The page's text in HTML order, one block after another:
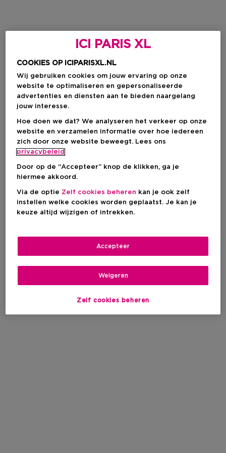
ICI PARIS XL
COOKIES OP ICIPARISXL.NL
Wij gebruiken cookies om jouw ervaring op onze
website te optimaliseren en gepersonaliseerde
advertenties en diensten aan te bieden naargelang
jouw interesse.
Hoe doen we dat? We analyseren het verkeer op onze
website en verzamelen informatie over hoe iedereen
zich door onze website beweegt. Lees ons
privacybeleid
Door op de “Accepteer” knop de klikken, ga je
hiermee akkoord.
Via de optie Zelf cookies beheren kan je ook zelf
instellen welke cookies worden geplaatst. Je kan je
keuze altijd wijzigen of intrekken.
Zelf cookies beheren
Weigeren
Accepteer